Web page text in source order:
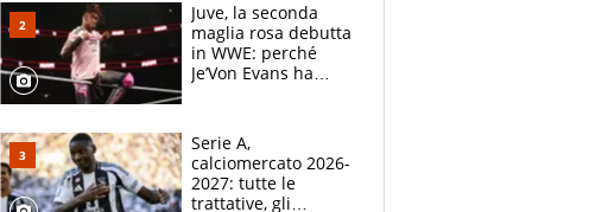
Juve, la seconda
maglia rosa debutta
in WWE: perché
Je’Von Evans ha
Serie A,
calciomercato 2026-
2027: tutte le
trattative, gli